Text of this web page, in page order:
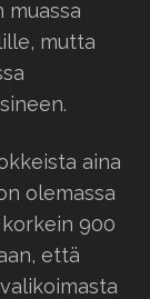
muassa
mutta
aina
olemassa
900
että